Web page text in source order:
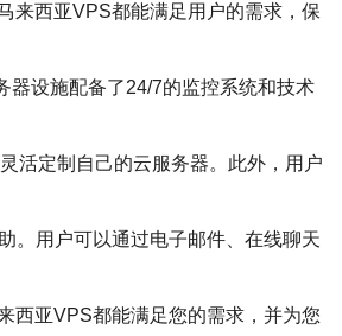
来西亚VPS都能满足用户的需求，保
器设施配备了24/7的监控系统和技术
活定制自己的云服务器。此外，用户
。用户可以通过电子邮件、在线聊天
西亚VPS都能满足您的需求，并为您